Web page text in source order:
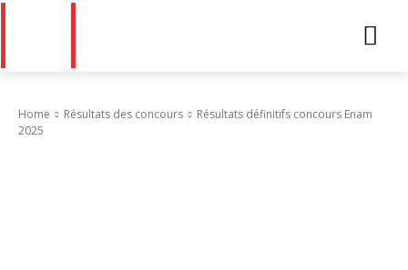
Home Résultats des concours
Résultats définitifs concours Enam
2025